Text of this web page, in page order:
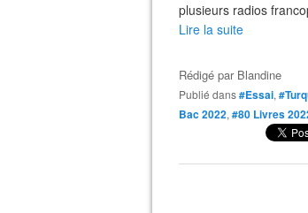
plusieurs radios
Lire la suite
Rédigé par Blandine
Publié dans#Essai,
Bac 2022, #80 Livres